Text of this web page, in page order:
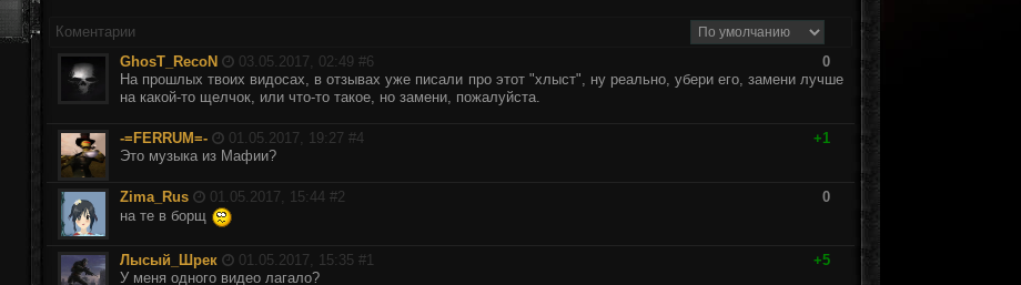
Коментарии
GhosT_RecoN
03.05.2017, 02:49 #6
0
На прошлых твоих видосах, в отзывах уже писали про этот "хлыст", ну реально, убери его, замени лучше
на какой-то щелчок, или что-то такое, но замени, пожалуйста.
-=FERRUM=- 01.05.2017, 19:27 #4
+1
Это музыка из Мафии?
Zima_Rus 01.05.2017, 15:44 #2
0
на те в борщ
Лысый_Шрек 01.05.2017, 15:35 #1
+5
У меня одного видео лагало?